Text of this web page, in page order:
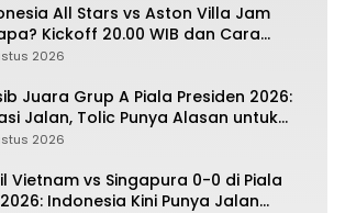
All Stars vs Aston Villa Jam
Kickoff 20.00 WIB dan Cara
Resminya
2026
Juara Grup A Piala Presiden 2026:
Jalan, Tolic Punya Alasan untuk
2026
Vietnam vs Singapura 0-0 di Piala
2026: Indonesia Kini Punya Jalan